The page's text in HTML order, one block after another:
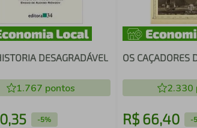
DESAGRADÁVEL
1.767 pontos
,35 -5%
OS CAÇADORES
2.330
R$ 66,40 -